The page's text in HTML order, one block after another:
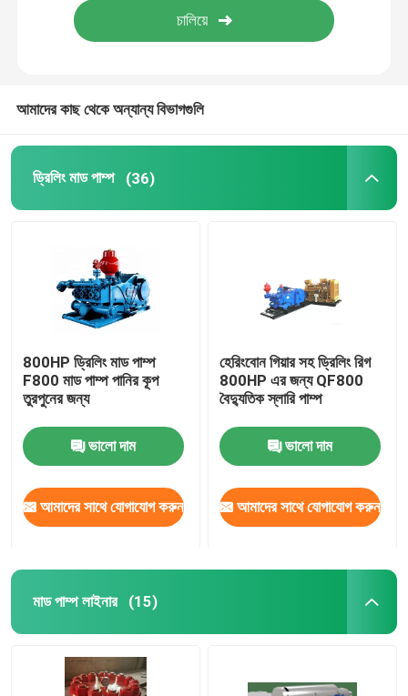
ব্লাউজ প্রিভেন্টর BOP
বৃত্তাকার BOP প্যাকিং উপাদান
PDC ড্রিল বিট
ডাউনহোল টুলস
কঠিন নিয়ন্ত্রণ সরঞ্জাম
রিগ উপাদান
আমাদের কাছ থেকে অন্যান্য বিভাগগুলি
ড্রিলিং মাড পাম্প (36)
800HP ড্রিলিং মাড পাম্প
F800 মাড পাম্প পানির কূপ
তুরপুনের জন্য
ভালো দাম
আমাদের সাথে যোগাযোগ করুন
হেরিংবোন গিয়ার সহ ড্রিলিং রিগ
800HP এর জন্য QF800
বৈদ্যুতিক স্লারি পাম্প
ভালো দাম
আমাদের সাথে যোগাযোগ করুন
মাড পাম্প লাইনার (15)